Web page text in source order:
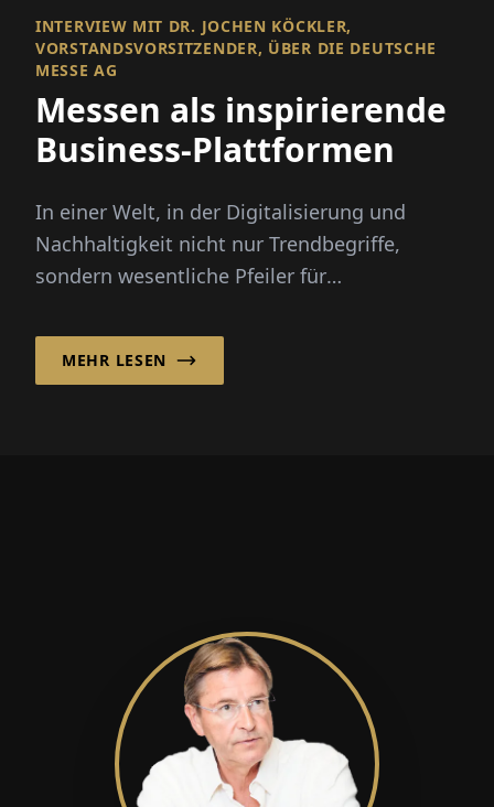
INTERVIEW MIT DR. JOCHEN KÖCKLER,
VORSTANDSVORSITZENDER, ÜBER DIE DEUTSCHE
MESSE AG
Messen als inspirierende
Business-Plattformen
In einer Welt, in der Digitalisierung und
Nachhaltigkeit nicht nur Trendbegriffe,
sondern wesentliche Pfeiler für
MEHR LESEN